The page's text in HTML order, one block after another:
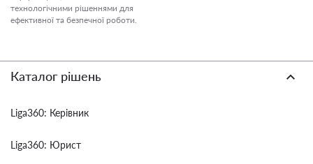
технологічними рішеннями для
ефективної та безпечної роботи.
Каталог рішень
Liga360: Керівник
Liga360: Юрист